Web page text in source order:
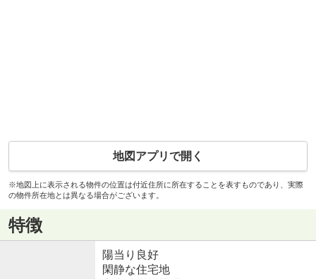
地図アプリで開く
※地図上に表示される物件の位置は付近住所に所在することを表すものであり、実際
の物件所在地とは異なる場合がございます。
特徴
陽当り良好
閑静な住宅地